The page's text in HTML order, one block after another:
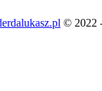
© 2022